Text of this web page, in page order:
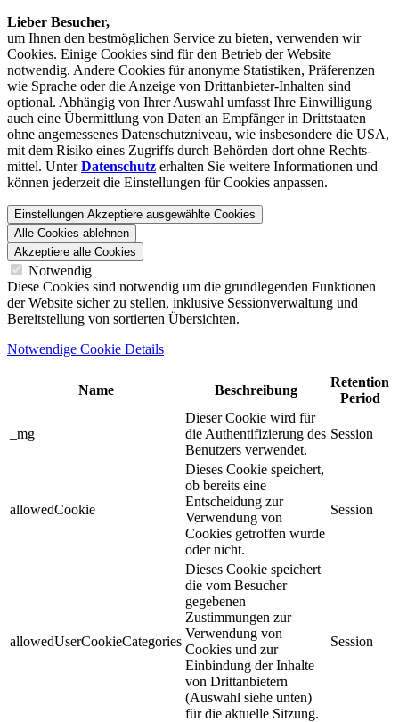
Lieber Besucher,
um Ihnen den best­möglichen Service zu bieten, verwenden wir
Cookies. Einige Cookies sind für den Betrieb der Website
notwendig. Andere Cookies für anonyme Statistiken, Präferenzen
wie Sprache oder die Anzeige von Dritt­anbieter-Inhalten sind
optional. Abhängig von Ihrer Auswahl umfasst Ihre Einwilligung
auch eine Übermittlung von Daten an Empfänger in Drittstaaten
ohne angemessenes Daten­schutz­niveau, wie insbesondere die USA,
mit dem Risiko eines Zugriffs durch Behörden dort ohne Rechts­
mittel. UnterDatenschutz erhalten Sie weitere Informationen und
können jederzeit die Einstellungen für Cookies anpassen.
Einstellungen Akzeptiere ausgewählte Cookies
Alle Cookies ablehnen
Akzeptiere alle Cookies
Notwendig
Diese Cookies sind notwendig um die grundlegenden Funktionen
der Website sicher zu stellen, inklusive Sessionverwaltung und
Bereitstellung von sortierten Übersichten.
Notwendige Cookie Details
Name Beschreibung
Retention
Period
_mg
Dieser Cookie wird für
die Authentifizierung des
Benutzers verwendet.
Session
allowedCookie
Dieses Cookie speichert,
ob bereits eine
Entscheidung zur
Verwendung von
Cookies getroffen wurde
oder nicht.
Session
allowedUserCookieCategories
Dieses Cookie speichert
die vom Besucher
gegebenen
Zustimmungen zur
Verwendung von
Cookies und zur
Einbindung der Inhalte
von Drittanbietern
(Auswahl siehe unten)
für die aktuelle Sitzung.
Session